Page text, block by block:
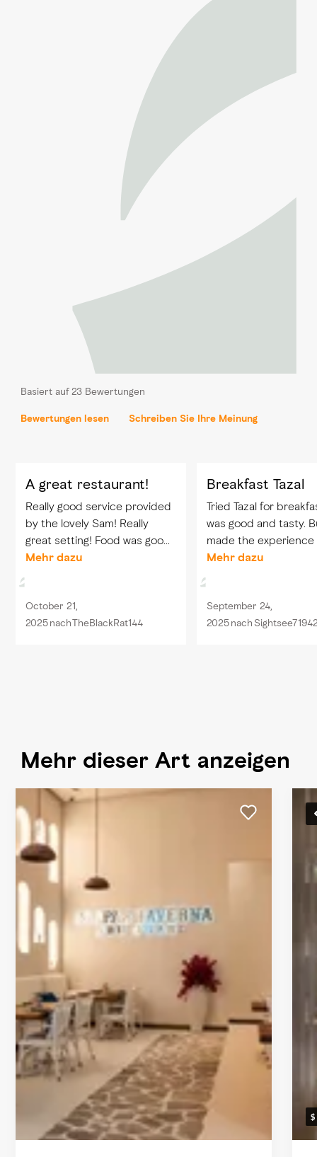
Basiert auf 23 Bewertungen
Bewertungen lesen Schreiben Sie Ihre Meinung
A great restaurant!
Really good service provided
by the lovely Sam! Really
great setting! Food was good!
Nutella cheesecake was very
Mehr dazu
October 21,
2025nachTheBlackRat144
Breakfast Tazal
Tried Tazal for
was good and tasty.
made the
special was the great
kindness. This is what
restaurant ...
Mehr dazu
September 24,
2025nach
Mehr dieser Art anzeigen